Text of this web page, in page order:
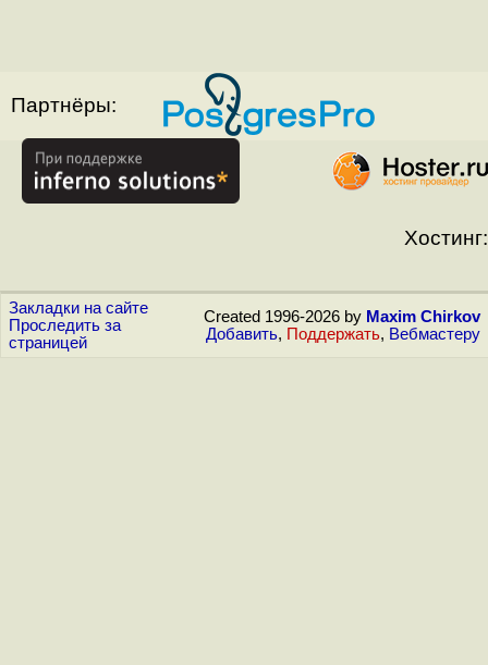
Партнёры:
Хостинг:
Закладки на сайте
Проследить за
страницей
Created 1996-2026 by Maxim Chirkov
Добавить, Поддержать, Вебмастеру